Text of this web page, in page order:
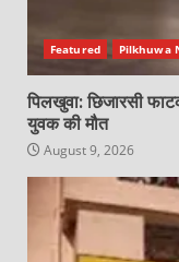
Featured Pilkhuwa
पिलखुवा: छिजारसी
युवक की मौत
August 9, 2026